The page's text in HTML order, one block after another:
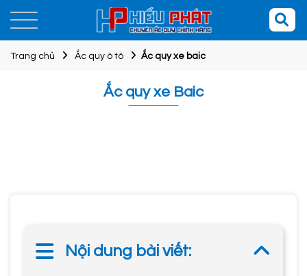
Trang chủ Ắc quy ô tô Ắc quy xe baic
Ắc quy xe Baic
Nội dung bài viết: